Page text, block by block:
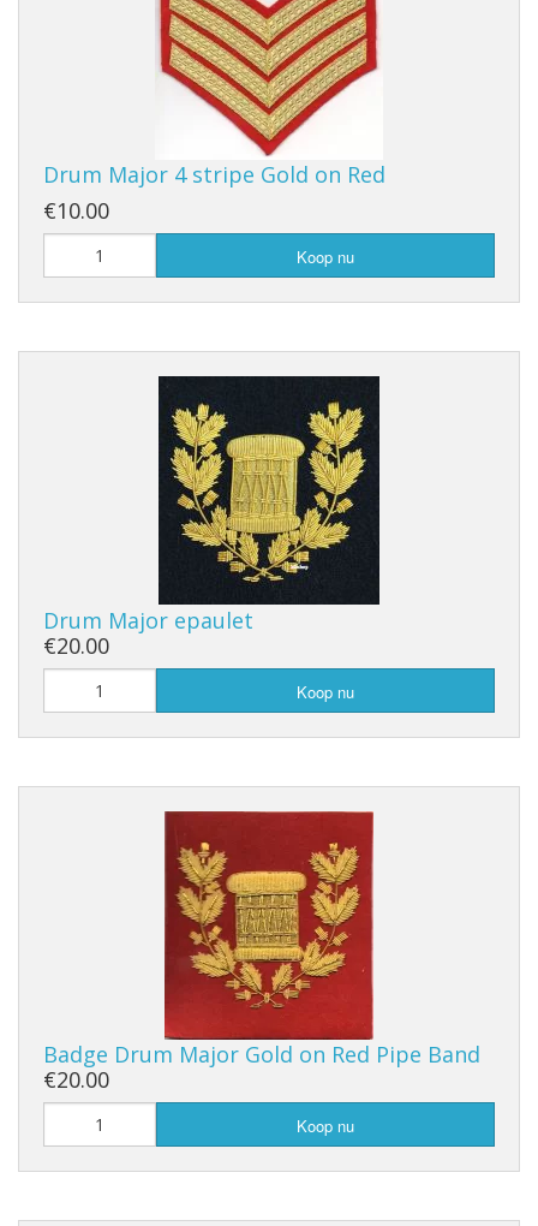
Drum Major 4 stripe Gold on Red
€10.00
Koop nu
Drum Major epaulet
€20.00
Koop nu
Badge Drum Major Gold on Red Pipe Band
€20.00
Koop nu